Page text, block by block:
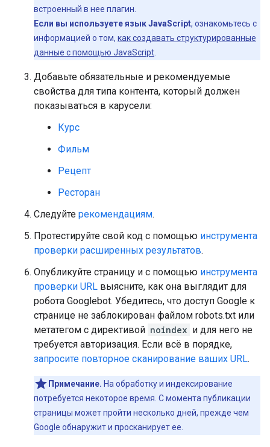
встроенный в нее плагин.
Если вы используете язык JavaScript, ознакомьтесь с
информацией о том, как создавать структурированные
данные с помощью JavaScript
Добавьте обязательные и рекомендуемые
свойства для типа контента, который должен
показываться в карусели:
Курс
Фильм
Рецепт
Ресторан
Следуйте рекомендациям.
Протестируйте свой код с помощью инструмента
проверки расширенных результатов.
Опубликуйте страницу и с помощью инструмента
проверки URL выясните, как она выглядит для
робота Googlebot. Убедитесь, что доступ Google к
странице не заблокирован файлом robots.txt или
метатегом с директивой noindex и для него не
требуется авторизация. Если всё в порядке,
запросите повторное сканирование ваших URL.
Примечание. На обработку и индексирование
потребуется некоторое время. С момента публикации
страницы может пройти несколько дней, прежде чем
Google обнаружит и просканирует ее.